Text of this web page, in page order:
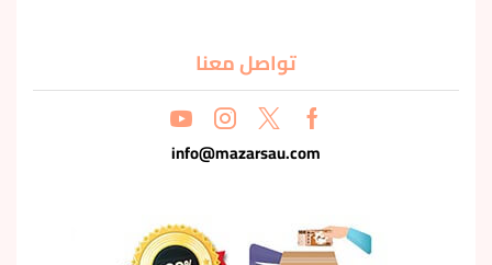
تواصل معنا
info@mazarsau.com